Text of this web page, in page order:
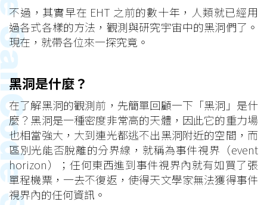
不過，其實早在 EHT 之前的數十年，人類就已經用
過各式各樣的方法，觀測與研究宇宙中的黑洞們了。
現在，就帶各位來一探究竟。
黑洞是什麼？
在了解黑洞的觀測前，先簡單回顧一下「黑洞」是什
麼？黑洞是一種密度非常高的天體，因此它的重力場
也相當強大，大到連光都逃不出黑洞附近的空間，而
區別光能否脫離的分界線，就稱為事件視界（event
horizon）；任何東西進到事件視界內就有如買了張
單程機票，一去不復返，使得天文學家無法獲得事件
視界內的任何資訊。